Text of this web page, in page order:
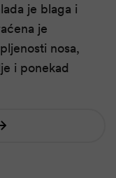
je blaga i
je
nosa,
i ponekad